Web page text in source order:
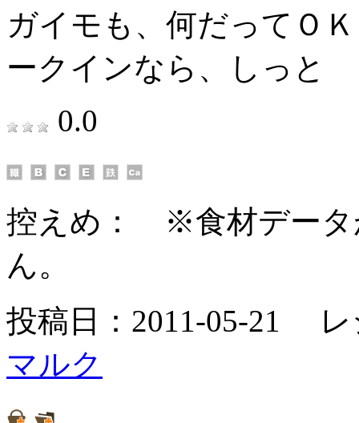
ガイモも、何だってＯ
ークインなら、しっと
0.0
控えめ：
※食材データ
ん。
投稿日：2011-05-21
マルク